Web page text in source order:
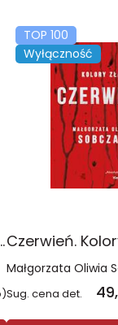
3 wyd. 2025
TOP 100
Wyłączność
Małgorzata Oliwia
Sug. cena det.